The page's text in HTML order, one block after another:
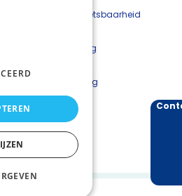
Beveiligingskwetsbaarheid
Cookieverklaring
Privacyverklaring